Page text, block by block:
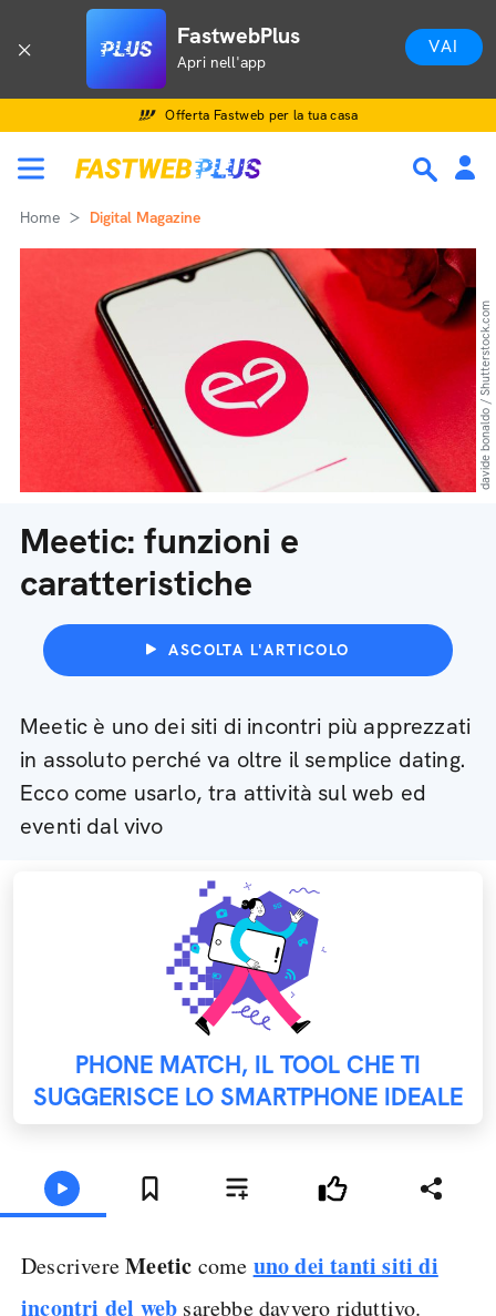
FastwebPlus
Apri nell'app
VAI
Offerta Fastweb per la tua casa
Home Digital Magazine
Meetic: funzioni e
caratteristiche
ASCOLTA L'ARTICOLO
Meetic è uno dei siti di incontri più apprezzati
in assoluto perché va oltre il semplice dating.
Ecco come usarlo, tra attività sul web ed
eventi dal vivo
davide bonaldo / Shutterstock.com
PHONE MATCH, IL TOOL CHE TI
SUGGERISCE LO SMARTPHONE IDEALE
DescrivereMeetic come uno dei tanti siti di
incontri del web sarebbe davvero riduttivo.